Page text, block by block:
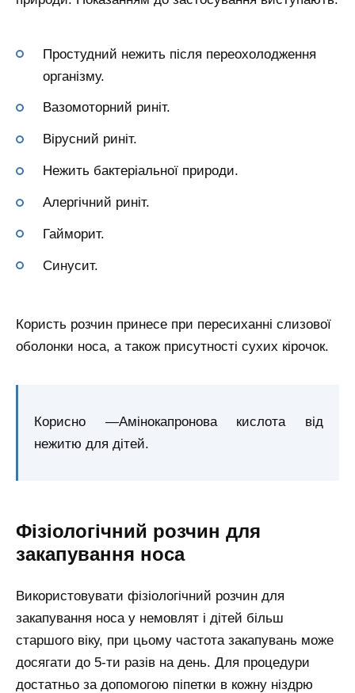
Простудний нежить після переохолодження
організму.
Вазомоторний риніт.
Вірусний риніт.
Нежить бактеріальної природи.
Алергічний риніт.
Гайморит.
Синусит.
Користь розчин принесе при пересиханні слизової
оболонки носа, а також присутності сухих кірочок.
Корисно —Амінокапронова кислота від
нежитю для дітей.
Фізіологічний розчин для
закапування носа
Використовувати фізіологічний розчин для
закапування носа у немовлят і дітей більш
старшого віку, при цьому частота закапувань може
досягати до 5-ти разів на день. Для процедури
достатньо за допомогою піпетки в кожну ніздрю